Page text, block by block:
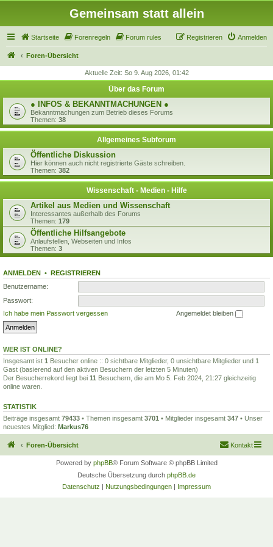
Gemeinsam statt allein
Startseite Forenregeln Forum rules Anmelden
Registrieren
Foren-Übersicht
Aktuelle Zeit: So 9. Aug 2026, 01:42
Über das Forum
● INFOS & BEKANNTMACHUNGEN ●
Bekanntmachungen zum Betrieb dieses Forums
Themen: 38
Allgemeines Subforum
Öffentliche Diskussion
Hier können auch nicht registrierte Gäste schreiben.
Themen: 382
Wissenschaft - Medien - Hilfe
Artikel aus Medien und Wissenschaft
Interessantes außerhalb des Forums
Themen: 179
Öffentliche Hilfsangebote
Anlaufstellen, Webseiten und Infos
Themen: 3
ANMELDEN • REGISTRIEREN
Benutzername:
Passwort:
Ich habe mein Passwort vergessen
Angemeldet bleiben
WER IST ONLINE?
Insgesamt ist 1 Besucher online :: 0 sichtbare Mitglieder, 0 unsichtbare Mitglieder und 1
Gast (basierend auf den aktiven Besuchern der letzten 5 Minuten)
Der Besucherrekord liegt bei 11 Besuchern, die am Mo 5. Feb 2024, 21:27 gleichzeitig
online waren.
STATISTIK
Beiträge insgesamt 79433 • Themen insgesamt 3701 • Mitglieder insgesamt 347 • Unser
neuestes Mitglied: Markus76
Foren-Übersicht Kontakt
Powered by phpBB® Forum Software © phpBB Limited
Deutsche Übersetzung durch phpBB.de
Datenschutz | Nutzungsbedingungen | Impressum